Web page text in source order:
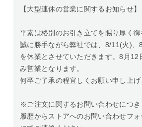
【大型連休の営業に関するお知らせ】
平素は格別のお引き立てを賜り厚く御
誠に勝手ながら弊社では、8/11(火)
を休業とさせていただきます。8月12
み営業となります。
何卒ご了承の程宜しくお願い申し上げ
※ご注文に関するお問い合わせにつき
履歴からストアへのお問い合わせフ